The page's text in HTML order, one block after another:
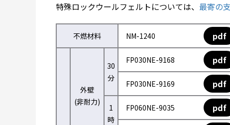
特殊ロックウールフェルトについては、 最寄の
不燃材料 NM-1240 pdf
外壁
(非耐力)
30
分
FP030NE-9168 pdf
FP030NE-9169 pdf
1
時
FP060NE-9035 pdf